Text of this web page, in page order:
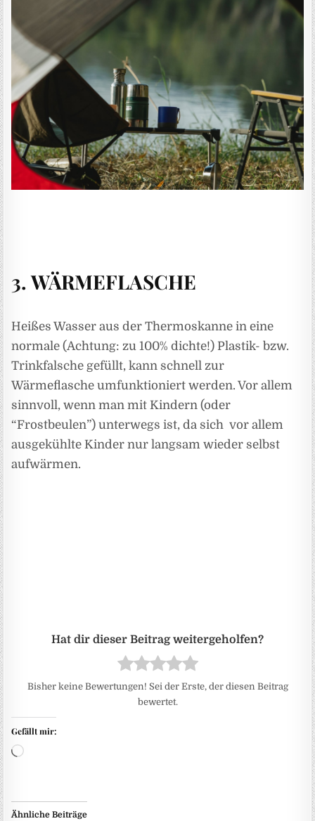
3. WÄRMEFLASCHE
Heißes Wasser aus der Thermoskanne in eine
normale (Achtung: zu 100% dichte!) Plastik- bzw.
Trinkfalsche gefüllt, kann schnell zur
Wärmeflasche umfunktioniert werden. Vor allem
sinnvoll, wenn man mit Kindern (oder
“Frostbeulen”) unterwegs ist, da sich vor allem
ausgekühlte Kinder nur langsam wieder selbst
aufwärmen.
Bisher keine Bewertungen! Sei der Erste, der diesen Beitrag
bewertet.
Gefällt mir:
Wird geladen …
Ähnliche Beiträge